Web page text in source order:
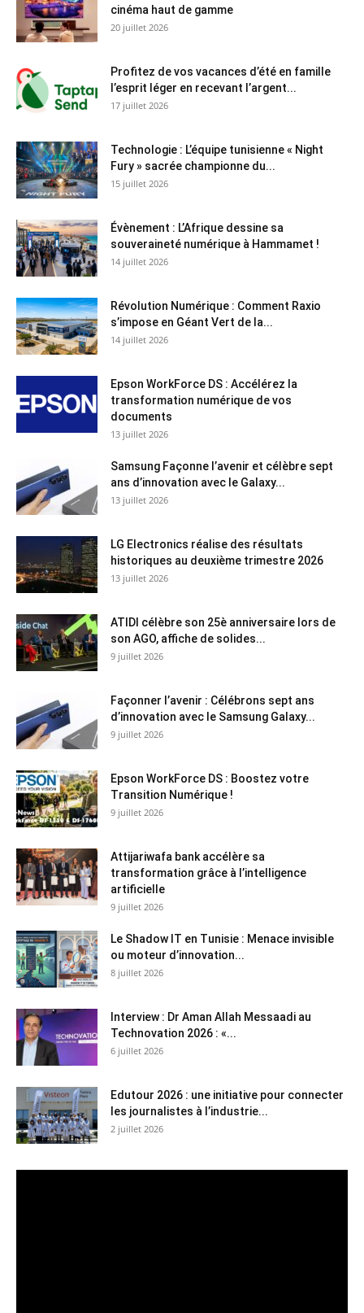
cinéma haut de gamme
20 juillet 2026
Profitez de vos vacances d’été en famille
l’esprit léger en recevant l’argent...
17 juillet 2026
Technologie : L’équipe tunisienne « Night
Fury » sacrée championne du...
15 juillet 2026
Évènement : L’Afrique dessine sa
souveraineté numérique à Hammamet !
14 juillet 2026
Révolution Numérique : Comment Raxio
s’impose en Géant Vert de la...
14 juillet 2026
Epson WorkForce DS : Accélérez la
transformation numérique de vos
documents
13 juillet 2026
Samsung Façonne l’avenir et célèbre sept
ans d’innovation avec le Galaxy...
13 juillet 2026
LG Electronics réalise des résultats
historiques au deuxième trimestre 2026
13 juillet 2026
ATIDI célèbre son 25è anniversaire lors de
son AGO, affiche de solides...
9 juillet 2026
Façonner l’avenir : Célébrons sept ans
d’innovation avec le Samsung Galaxy...
9 juillet 2026
Epson WorkForce DS : Boostez votre
Transition Numérique !
9 juillet 2026
Attijariwafa bank accélère sa
transformation grâce à l’intelligence
artificielle
9 juillet 2026
Le Shadow IT en Tunisie : Menace invisible
ou moteur d’innovation...
8 juillet 2026
Interview : Dr Aman Allah Messaadi au
Technovation 2026 : «...
6 juillet 2026
Edutour 2026 : une initiative pour connecter
les journalistes à l’industrie...
2 juillet 2026